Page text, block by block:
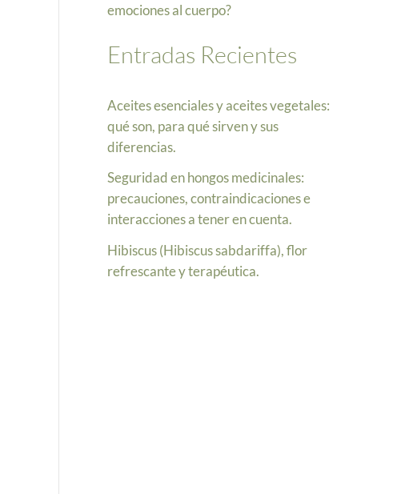
emociones al cuerpo?
Entradas Recientes
Aceites esenciales y aceites vegetales:
qué son, para qué sirven y sus
diferencias.
Seguridad en hongos medicinales:
precauciones, contraindicaciones e
interacciones a tener en cuenta.
Hibiscus (Hibiscus sabdariffa), flor
refrescante y terapéutica.